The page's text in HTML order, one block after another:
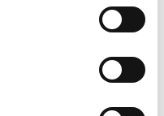
es sich um einen
eines Kaufes, egal aus
des